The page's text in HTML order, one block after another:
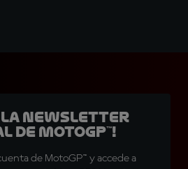
la Newsletter
MotoGP™!
de MotoGP™ y accede a